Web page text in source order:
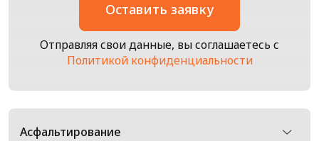
Оставить заявку
Отправляя свои данные, вы соглашаетесь с
Политикой конфиденциальности
Асфальтирование